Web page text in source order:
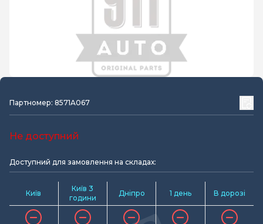
Партномер: 8571A067
Не доступний
Доступний для замовлення на складах:
Київ
Київ 3
години
Дніпро 1 день В дорозі